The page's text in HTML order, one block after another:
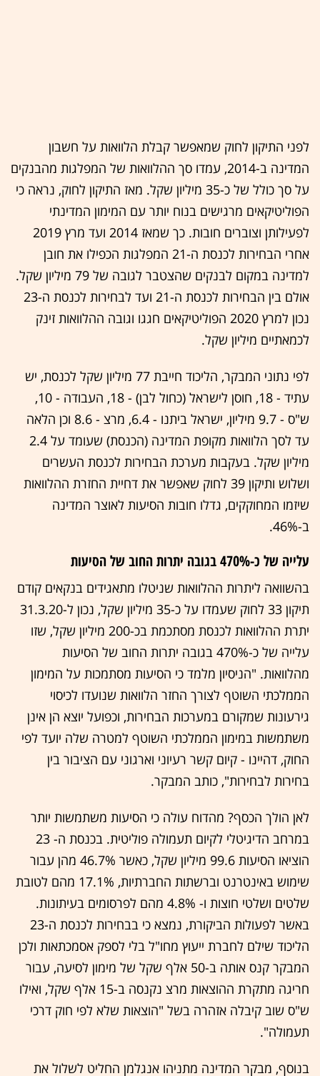
לפני התיקון לחוק שמאפשר קבלת הלוואות על חשבון
המדינה ב-2014, עמדו סך ההלוואות של המפלגות מהבנקים
על סך כולל של כ-35 מיליון שקל. מאז התיקון לחוק, נראה כי
הפוליטיקאים מרגישים בנוח יותר עם המימון המדינתי
לפעילותן וצוברים חובות. כך שמאז 2014 ועד מרץ 2019
אחרי הבחירות לכנסת ה-21 המפלגות הכפילו את חובן
למדינה במקום לבנקים שהצטבר לגובה של 79 מיליון שקל.
אולם בין הבחירות לכנסת ה-21 ועד לבחירות לכנסת ה-23
נכון למרץ 2020 הפוליטיקאים חגגו וגובה ההלוואות זינק
לכמאתיים מיליון שקל.
לפי נתוני המבקר, הליכוד חייבת 77 מיליון שקל לכנסת, יש
עתיד - 18, חוסן לישראל (כחול לבן) - 18, העבודה - 10,
ש"ס - 9.7 מיליון, ישראל ביתנו - 6.4, מרצ - 8.6 וכן הלאה
עד לסך הלוואות מקופת המדינה (הכנסת) שעומד על 2.4
מיליון שקל. בעקבות מערכת הבחירות לכנסת העשרים
ושלוש ותיקון 39 לחוק שאפשר את דחיית החזרת ההלוואות
שיזמו המחוקקים, גדלו חובות הסיעות לאוצר המדינה
ב-46%.
עלייה של כ-470% בגובה יתרות החוב של הסיעות
בהשוואה ליתרות ההלוואות שניטלו מתאגידים בנקאים קודם
תיקון 33 לחוק שעמדו על כ-35 מיליון שקל, נכון ל-31.3.20
יתרת ההלוואות לכנסת מסתכמת בכ-200 מיליון שקל, שזו
עלייה של כ-470% בגובה יתרות החוב של הסיעות
מהלוואות. "הניסיון מלמד כי הסיעות מסתמכות על המימון
הממלכתי השוטף לצורך החזר הלוואות שנועדו לכיסוי
גירעונות שמקורם במערכות הבחירות, וכפועל יוצא הן אינן
משתמשות במימון הממלכתי השוטף למטרה שלה יועד לפי
החוק, דהיינו - קיום קשר רעיוני וארגוני עם הציבור בין
בחירות לבחירות", כותב המבקר.
לאן הולך הכסף? מהדוח עולה כי הסיעות משתמשות יותר
במרחב הדיגיטלי לקיום תעמולה פוליטית. בכנסת ה- 23
הוציאו הסיעות 99.6 מיליון שקל, כאשר 46.7% מהן עבור
שימוש באינטרנט וברשתות החברתיות, 17.1% מהם לטובת
שלטים ושלטי חוצות ו- 4.8% מהם לפרסומים בעיתונות.
באשר לפעולות הביקורת, נמצא כי בבחירות לכנסת ה-23
הליכוד שילם לחברת ייעוץ מחו"ל בלי לספק אסמכתאות ולכן
המבקר קנס אותה ב-50 אלף שקל של מימון לסיעה, עבור
חריגה מתקרת ההוצאות מרצ נקנסה ב-15 אלף שקל, ואילו
ש"ס שוב קיבלה אזהרה בשל "הוצאות שלא לפי חוק דרכי
תעמולה".
בנוסף, מבקר המדינה מתניהו אנגלמן החליט לשלול את